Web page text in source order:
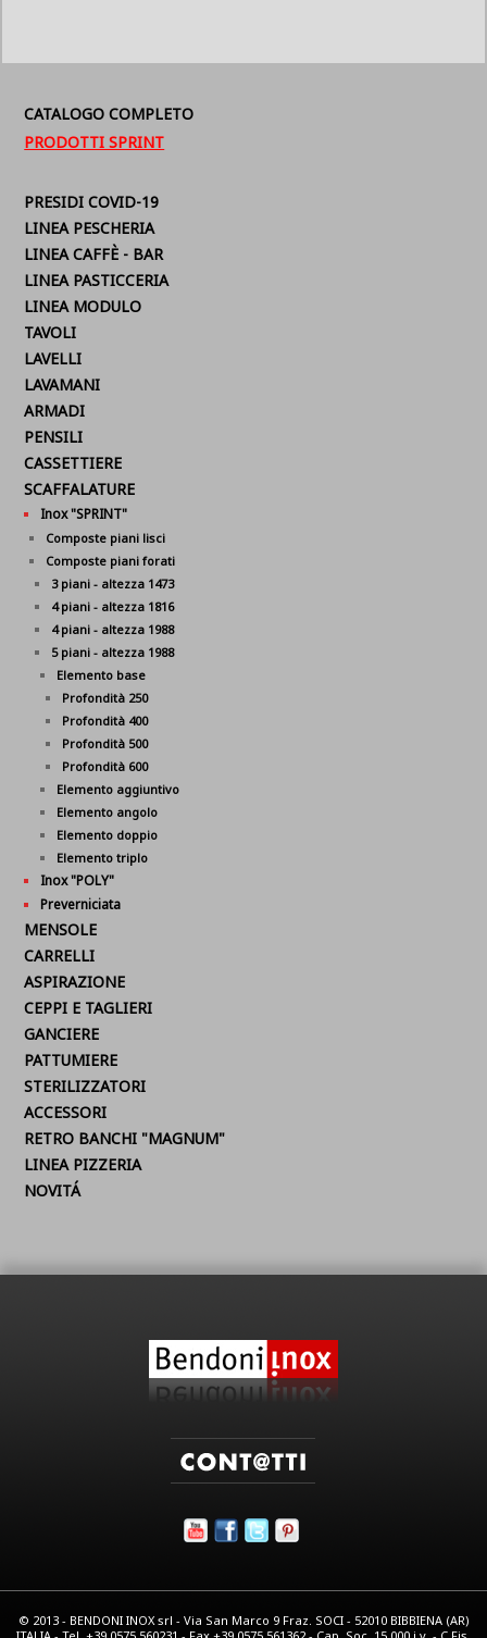
CATALOGO COMPLETO
PRODOTTI SPRINT
PRESIDI COVID-19
LINEA PESCHERIA
LINEA CAFFÈ - BAR
LINEA PASTICCERIA
LINEA MODULO
TAVOLI
LAVELLI
LAVAMANI
ARMADI
PENSILI
CASSETTIERE
SCAFFALATURE
Inox "SPRINT"
Composte piani lisci
Composte piani forati
3 piani - altezza 1473
4 piani - altezza 1816
4 piani - altezza 1988
5 piani - altezza 1988
Elemento base
Profondità 250
Profondità 400
Profondità 500
Profondità 600
Elemento aggiuntivo
Elemento angolo
Elemento doppio
Elemento triplo
Inox "POLY"
Preverniciata
MENSOLE
CARRELLI
ASPIRAZIONE
CEPPI E TAGLIERI
GANCIERE
PATTUMIERE
STERILIZZATORI
ACCESSORI
RETRO BANCHI "MAGNUM"
LINEA PIZZERIA
NOVITÁ
© 2013 - BENDONI INOX srl - Via San Marco 9 Fraz. SOCI - 52010 BIBBIENA (AR)